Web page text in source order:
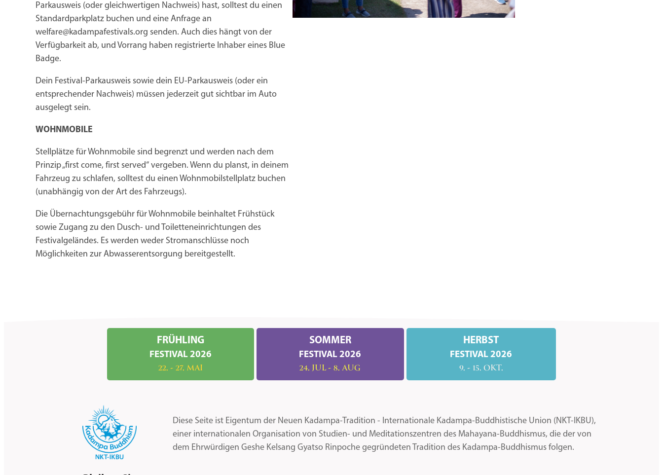
Parkausweis (oder gleichwertigen Nachweis) hast, solltest du einen
Standardparkplatz buchen und eine Anfrage an
welfare@kadampafestivals.org senden. Auch dies hängt von der
Verfügbarkeit ab, und Vorrang haben registrierte Inhaber eines Blue
Badge.
Dein Festival-Parkausweis sowie dein EU-Parkausweis (oder ein
entsprechender Nachweis) müssen jederzeit gut sichtbar im Auto
ausgelegt sein.
WOHNMOBILE
Stellplätze für Wohnmobile sind begrenzt und werden nach dem
Prinzip „first come, first served“ vergeben. Wenn du planst, in deinem
Fahrzeug zu schlafen, solltest du einen Wohnmobilstellplatz buchen
(unabhängig von der Art des Fahrzeugs).
Die Übernachtungsgebühr für Wohnmobile beinhaltet Frühstück
sowie Zugang zu den Dusch- und Toiletteneinrichtungen des
Festivalgeländes. Es werden weder Stromanschlüsse noch
Möglichkeiten zur Abwasserentsorgung bereitgestellt.
FRÜHLING
FESTIVAL 2026
22. - 27. MAI
SOMMER
FESTIVAL 2026
24. JUL - 8. AUG
HERBST
FESTIVAL 2026
9. - 15. OKT.
Diese Seite ist Eigentum der Neuen Kadampa-Tradition - Internationale Kadampa-Buddhistische Union (NKT-IKBU),
einer internationalen Organisation von Studien- und Meditationszentren des Mahayana-Buddhismus, die der von
dem Ehrwürdigen Geshe Kelsang Gyatso Rinpoche gegründeten Tradition des Kadampa-Buddhismus folgen.